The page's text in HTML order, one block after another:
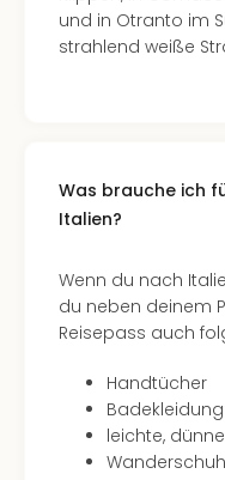
und in Otranto im
strahlend weiße
Was brauche ich
Italien?
Wenn du nach
du neben deinem
Reisepass auch
Handtücher
Badekleidung
leichte,